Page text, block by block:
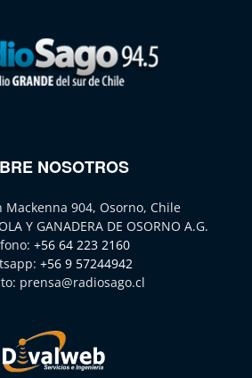
NOSOTROS
Mackenna 904, Osorno, Chile
Y GANADERA DE OSORNO A.G.
+56 64 223 2160
+56 9 57244942
prensa@radiosago.cl